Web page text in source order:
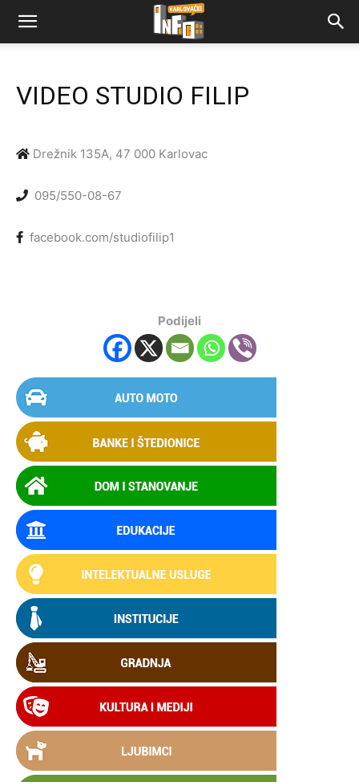
VIDEO STUDIO FILIP
Drežnik 135A, 47 000 Karlovac
095/550-08-67
facebook.com/studiofilip1
Podijeli